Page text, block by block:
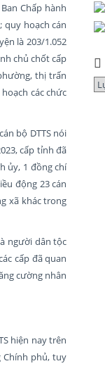
Chấp hành
quy hoạch cán
là 203/1.052
chủ chốt cấp
thị trấn
các chức
bộ DTTS nói
cấp tỉnh đã
ủy, 1 đồng chí
động 23 cán
xã khác trong
người dân tộc
cấp đã quan
cường nhân
hiện nay trên
Chính phủ, tuy